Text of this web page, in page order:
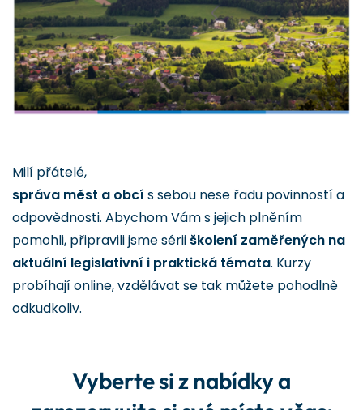
Milí přátelé,
správa měst a obcí s sebou nese řadu povinností a
odpovědnosti. Abychom Vám s jejich plněním
pomohli, připravili jsme sérii školení zaměřených na
aktuální legislativní i praktická témata. Kurzy
probíhají online, vzdělávat se tak můžete pohodlně
odkudkoliv.
Vyberte si z nabídky a